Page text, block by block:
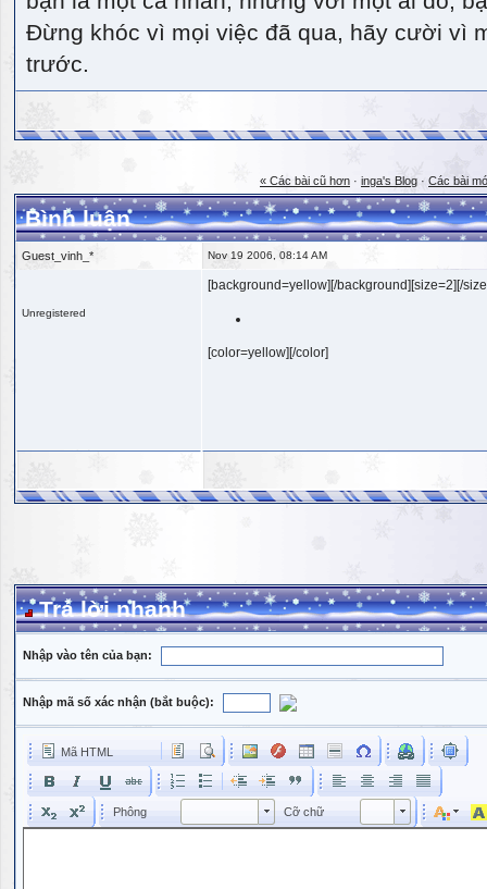
Đừng khóc vì mọi việc đã qua, hãy cười vì
trước.
« Các bài cũ hơn · inga's Blog · Các bài
Bình luận
Guest_vinh_* Nov 19 2006, 08:14 AM
Unregistered
[background=yellow][/background][size=2][/
[color=yellow][/color]
Trả lời nhanh
Nhập vào tên của bạn:
Nhập mã số xác nhận (bắt buộc):
Mã HTML
Phông Phông Cỡ chữ Kích cỡ phông